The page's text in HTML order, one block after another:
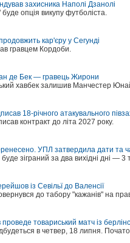
захисника Наполі Дзанолі
опція викупу футболіста.
кар'єру у Сегунді
гравцем Кордоби.
де Бек — гравець Жирони
хавбек залишив Манчестер
18-річного атакувального
контракт до літа 2027 року.
УПЛ затвердила дати та
зіграний за два вихідні дні — 3
із Севільї до Валенсії
до табору "кажанів" на
товариський матч із
в четвер, 18 липня.